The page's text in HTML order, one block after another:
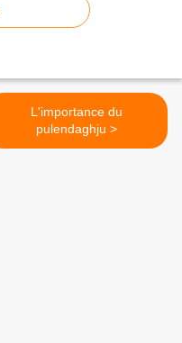
L'importance du
pulendaghju >